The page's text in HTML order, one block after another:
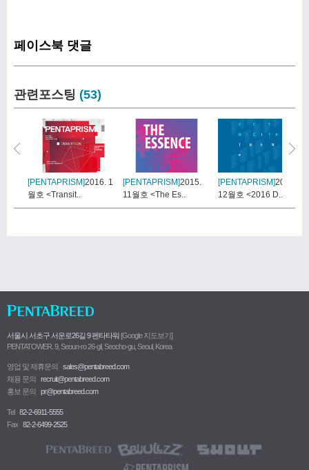
페이스북 댓글
관련포스팅 (53)
[PENTAPRISM]2016. 1
월호 <Transit..
[PENTAPRISM]2015.
11월호 <The Es..
[PENTAPRISM]2015.
12월호 <2016 D..
서울시 서초구 서운로26길 9 펜타타워 [Google 지도보기]
PENTATOWER. 9, Seoun-ro 26-gil, Seocho-gu, Seoul, Korea
영업 및 제휴문의
sales@pentabreed.com
채용 문의
recruit@pentabreed.com
홍보 문의
pr@pentabreed.com
Tel 82-2-6911-5555
Fax 82-2-6499-2525